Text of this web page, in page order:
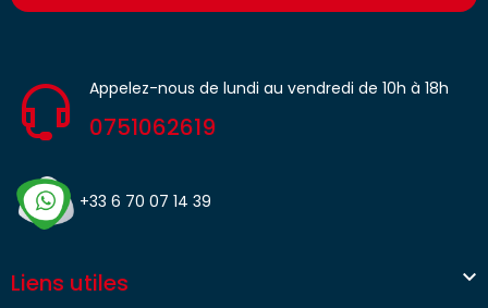
Appelez-nous de lundi au vendredi de 10h à 18h
0751062619
+33 6 70 07 14 39
Liens utiles 